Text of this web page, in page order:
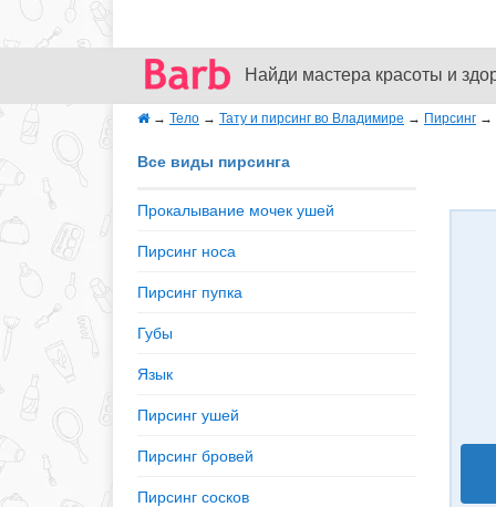
Найди мастера красоты и
→ Тело → Тату и пирсинг во Владимире → Пирсинг →
Все виды пирсинга
Прокалывание мочек ушей
Пирсинг носа
Пирсинг пупка
Губы
Язык
Пирсинг ушей
Пирсинг бровей
Пирсинг сосков